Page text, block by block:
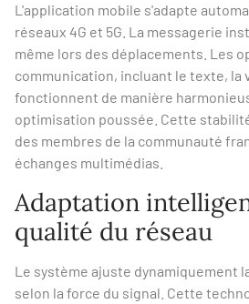
L'application mobile s'adapte
réseaux 4G et 5G. La messagerie
même lors des déplacements. Les
communication, incluant le texte, la
fonctionnent de manière
optimisation poussée. Cette
des membres de la communauté
échanges multimédias.
Adaptation
qualité du réseau
Le système ajuste dynamiquement
selon la force du signal. Cette